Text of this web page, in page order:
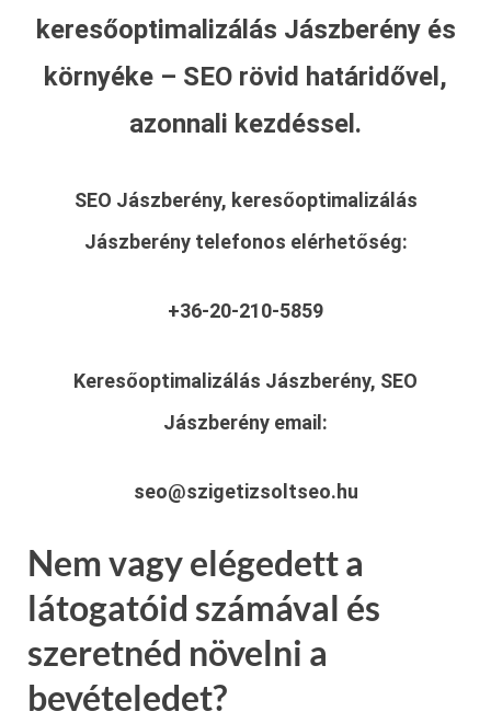
keresőoptimalizálás Jászberény és
környéke – SEO rövid határidővel,
azonnali kezdéssel.
SEO Jászberény, keresőoptimalizálás
Jászberény telefonos elérhetőség:
+36-20-210-5859
Keresőoptimalizálás Jászberény, SEO
Jászberény email:
seo@szigetizsoltseo.hu
Nem vagy elégedett a
látogatóid számával és
szeretnéd növelni a
bevételedet?